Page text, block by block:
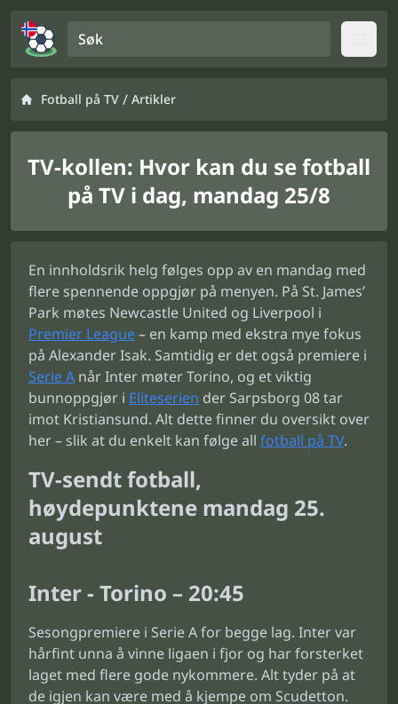
Fotball på TV / Artikler
TV-kollen: Hvor kan du se fotball
på TV i dag, mandag 25/8
En innholdsrik helg følges opp av en mandag med
flere spennende oppgjør på menyen. På St. James’
Park møtes Newcastle United og Liverpool i
Premier League– en kamp med ekstra mye fokus
på Alexander Isak. Samtidig er det også premiere i
Serie A når Inter møter Torino, og et viktig
bunnoppgjør i Eliteserien der Sarpsborg 08 tar
imot Kristiansund. Alt dette finner du oversikt over
her – slik at du enkelt kan følge all fotball på TV.
TV-sendt fotball,
høydepunktene mandag 25.
august
Inter - Torino – 20:45
Sesongpremiere i Serie A for begge lag. Inter var
hårfint unna å vinne ligaen i fjor og har forsterket
laget med flere gode nykommere. Alt tyder på at
de igjen kan være med å kjempe om Scudetton.